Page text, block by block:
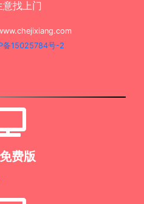
找上门
备15025784号-2
费版